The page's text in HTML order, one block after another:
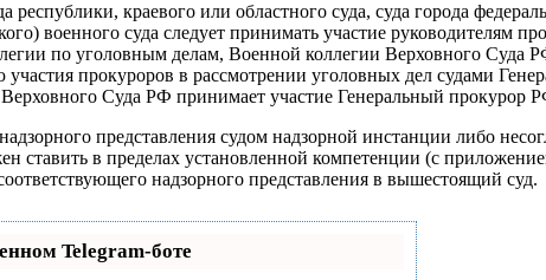
республики, краевого или областного суда, суда города
военного суда следует принимать участие руководителям
по уголовным делам, Военной коллегии Верховного Суда
прокуроров в рассмотрении уголовных дел судами
Суда РФ принимает участие Генеральный прокурор
представления судом надзорной инстанции либо
ставить в пределах установленной компетенции (с
надзорного представления в вышестоящий суд.
Telegram-боте